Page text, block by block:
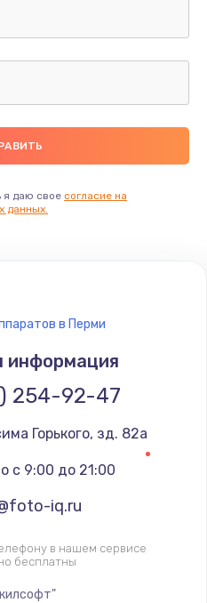
я даю свое согласие на
данных.
в Перми
информация
254-92-47
Горького, зд. 82а
с 9:00 до 21:00
iq.ru
в нашем сервисе
бесплатны